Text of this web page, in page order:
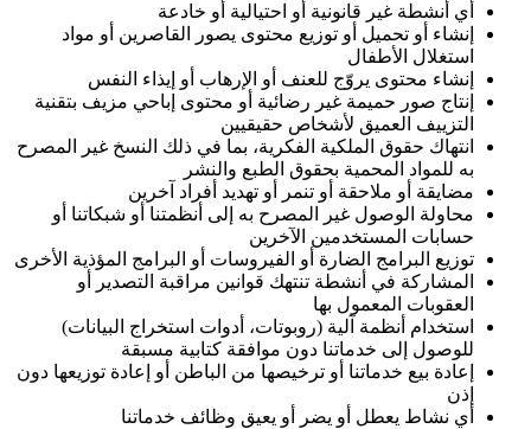
أي أنشطة غير قانونية أو احتيالية أو خادعة
إنشاء أو تحميل أو توزيع محتوى يصور القاصرين أو مواد
استغلال الأطفال
إنشاء محتوى يروّج للعنف أو الإرهاب أو إيذاء النفس
إنتاج صور حميمة غير رضائية أو محتوى إباحي مزيف بتقنية
التزييف العميق لأشخاص حقيقيين
انتهاك حقوق الملكية الفكرية، بما في ذلك النسخ غير المصرح
به للمواد المحمية بحقوق الطبع والنشر
مضايقة أو ملاحقة أو تنمر أو تهديد أفراد آخرين
محاولة الوصول غير المصرح به إلى أنظمتنا أو شبكاتنا أو
حسابات المستخدمين الآخرين
توزيع البرامج الضارة أو الفيروسات أو البرامج المؤذية الأخرى
المشاركة في أنشطة تنتهك قوانين مراقبة التصدير أو
العقوبات المعمول بها
استخدام أنظمة آلية (روبوتات، أدوات استخراج البيانات)
للوصول إلى خدماتنا دون موافقة كتابية مسبقة
إعادة بيع خدماتنا أو ترخيصها من الباطن أو إعادة توزيعها دون
إذن
أي نشاط يعطل أو يضر أو يعيق وظائف خدماتنا